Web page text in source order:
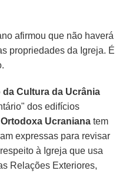
afirmou que não haverá
propriedades da Igreja. É
da Cultura da Ucrânia
dos edifícios
Ortodoxa Ucraniana tem
expressas para revisar
à Igreja que usa
Relações Exteriores,